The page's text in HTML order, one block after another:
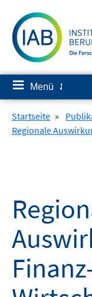
zum
Inhalt
≡ Menü ✘
Startseite »
Regionale